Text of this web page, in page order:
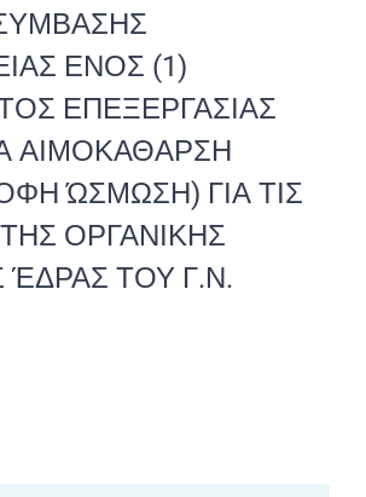
ΕΝΟΣ (1)
ΕΠΕΞΕΡΓΑΣΙΑΣ
ΑΙΜΟΚΑΘΑΡΣΗ
ΏΣΜΩΣΗ) ΓΙΑ ΤΙΣ
ΟΡΓΑΝΙΚΗΣ
ΤΟΥ Γ.Ν.